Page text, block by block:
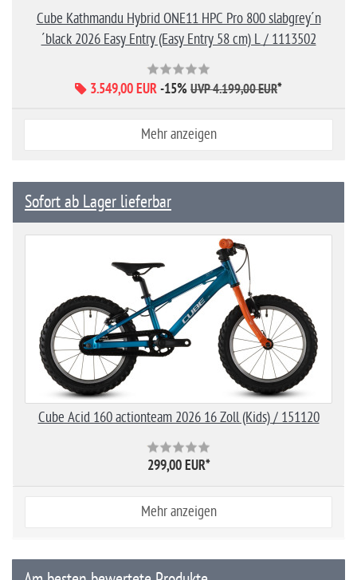
Cube Kathmandu Hybrid ONE11 HPC Pro 800 slabgrey´n
´black 2026 Easy Entry (Easy Entry 58 cm) L / 1113502
3.549,00 EUR-15% UVP 4.199,00 EUR*
Mehr anzeigen
Sofort ab Lager lieferbar
Cube Acid 160 actionteam 2026 16 Zoll (Kids) / 151120
299,00 EUR*
Mehr anzeigen